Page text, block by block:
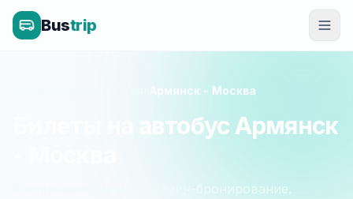
Bustrip
Армянск - Москва
Билеты на автобус Армянск
Расписание, цены и онлайн-бронирование.